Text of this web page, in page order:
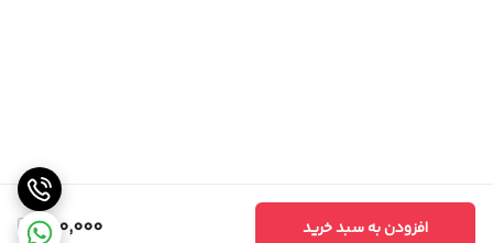
280,000 افزودن به سبد خرید